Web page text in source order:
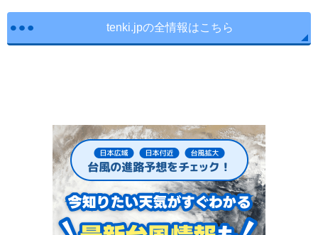
tenki.jpの全情報はこちら